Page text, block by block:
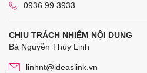
0936 99 3933
CHỊU TRÁCH NHIỆM NỘI DUNG
Bà Nguyễn Thùy Linh
linhnt@ideaslink.vn